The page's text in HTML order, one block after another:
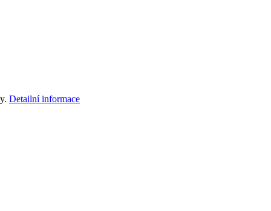
Detailní informace